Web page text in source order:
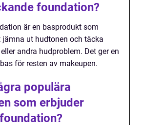
foundation?
är en basprodukt som
ut hudtonen och täcka
andra hudproblem. Det ger en
för resten av makeupen.
populära
som erbjuder